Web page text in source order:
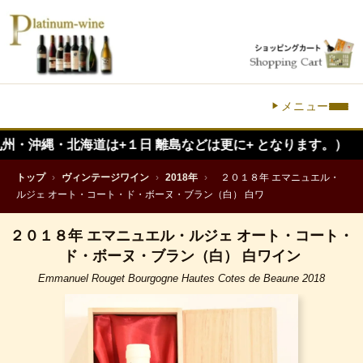
メニュー
海道は+１日 離島などは更に+ となります。）
トップ › ヴィンテージワイン › 2018年 ›
２０１８年 エマニュエル・
ルジェ オート・コート・ド・ボーヌ・ブラン（白） 白ワ
２０１８年 エマニュエル・ルジェ オート・コート・
ド・ボーヌ・ブラン（白） 白ワイン
Emmanuel Rouget Bourgogne Hautes Cotes de Beaune 2018